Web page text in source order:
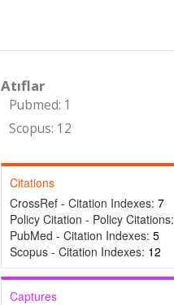
Atıflar
Pubmed: 1
Scopus: 12
Citations
CrossRef - Citation Indexes: 7
Policy Citation - Policy Citations:
PubMed - Citation Indexes: 5
Scopus - Citation Indexes: 12
Captures